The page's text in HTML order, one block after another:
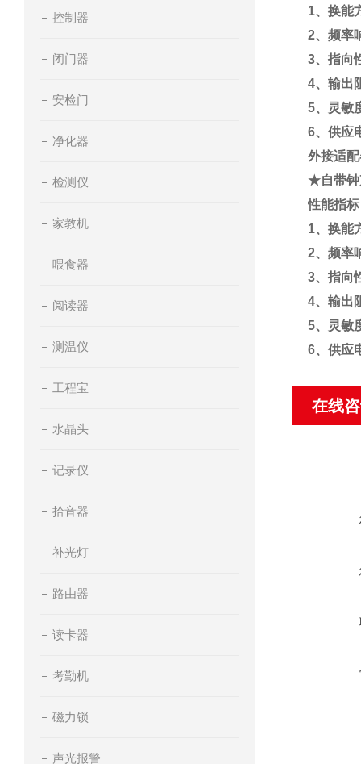
控制器
闭门器
安检门
净化器
检测仪
家教机
喂食器
阅读器
测温仪
工程宝
水晶头
记录仪
拾音器
补光灯
路由器
读卡器
考勤机
磁力锁
声光报警
1、换能
2、频率
3、指向
4、输出
5、灵敏
6、供应
外接适
★自带钟
性能指标
1、换能
2、频率
3、指向
4、输出
5、灵敏
6、供应
在线